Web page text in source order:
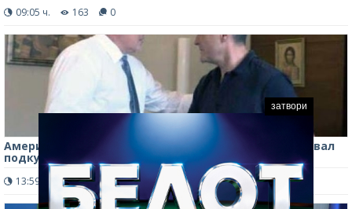
09:05 ч. 163 0
Американска служба потвърди: Васил Божков е давал
подкупи на Бойко Борисов
13:59 ч. 2598 0
затвори